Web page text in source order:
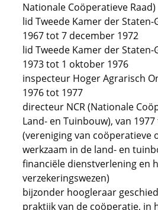
Nationale Coöperatieve Raad)
lid Tweede Kamer der
1967 tot 7 december 1972
lid Tweede Kamer der Staten-
1973 tot 1 oktober 1976
inspecteur Hoger Agrarisch
1976 tot 1977
directeur NCR (Nationale
Land- en Tuinbouw), van
(vereniging van coöperatieve
werkzaam in de land- en
financiële dienstverlening en
verzekeringswezen)
bijzonder hoogleraar
praktijk van de coöperatie, in